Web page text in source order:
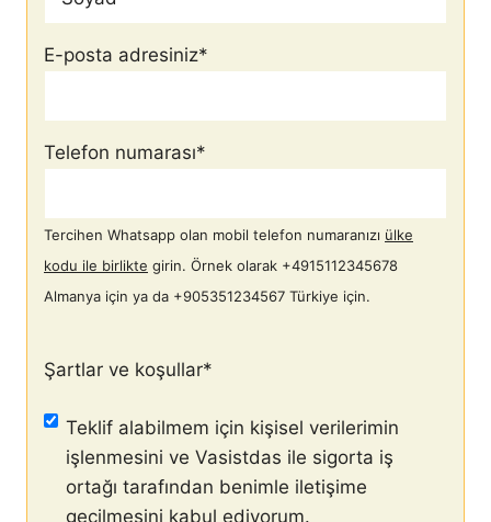
E-posta adresiniz*
Telefon numarası*
Tercihen Whatsapp olan mobil telefon numaranızı ülke
kodu ile birlikte girin. Örnek olarak +4915112345678
Almanya için ya da +905351234567 Türkiye için.
Şartlar ve koşullar*
Teklif alabilmem için kişisel verilerimin
işlenmesini ve Vasistdas ile sigorta iş
ortağı tarafından benimle iletişime
geçilmesini kabul ediyorum.